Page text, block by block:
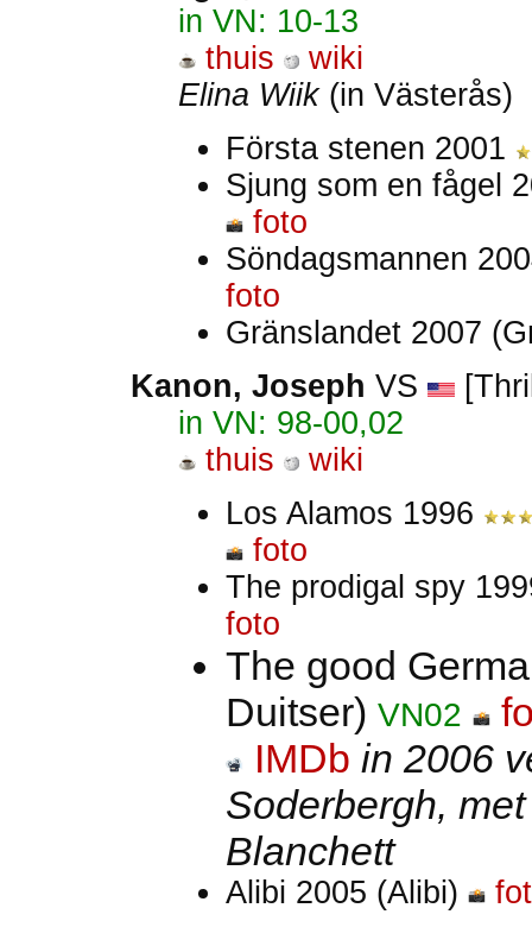
in VN: 10-13
thuis
wiki
Elina Wiik(in Västerås)
Första stenen 2001
Sjung som en fågel
foto
Söndagsmannen
foto
Gränslandet 2007
Kanon, Joseph VS
in VN: 98-00,02
thuis
wiki
Los Alamos 1996
foto
The prodigal spy
foto
The good
Duitser) VN02
IMDb in 2006
Soderbergh,
Blanchett
Alibi 2005 (Alibi)